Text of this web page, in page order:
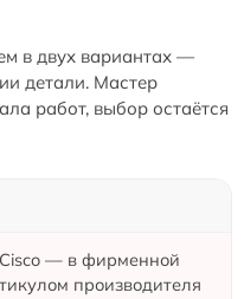
в двух вариантах —
детали. Мастер
работ, выбор остаётся
— в фирменной
производителя